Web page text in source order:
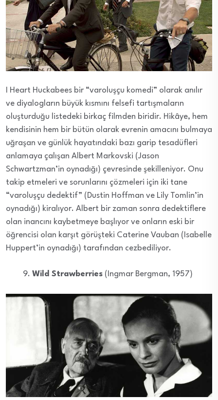
I Heart Huckabees bir “varoluşçu komedi” olarak anılır
ve diyalogların büyük kısmını felsefi tartışmaların
oluşturduğu listedeki birkaç filmden biridir. Hikâye, hem
kendisinin hem bir bütün olarak evrenin amacını bulmaya
uğraşan ve günlük hayatındaki bazı garip tesadüfleri
anlamaya çalışan Albert Markovski (Jason
Schwartzman’in oynadığı) çevresinde şekilleniyor. Onu
takip etmeleri ve sorunlarını çözmeleri için iki tane
“varoluşçu dedektif” (Dustin Hoffman ve Lily Tomlin’in
oynadığı) kiralıyor. Albert bir zaman sonra dedektiflere
olan inancını kaybetmeye başlıyor ve onların eski bir
öğrencisi olan karşıt görüşteki Caterine Vauban (Isabelle
Huppert’in oynadığı) tarafından cezbediliyor.
Wild Strawberries (Ingmar Bergman, 1957)